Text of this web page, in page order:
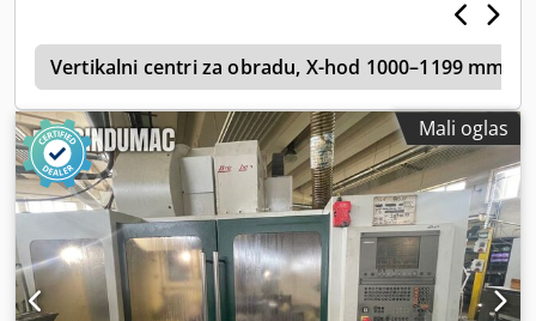
Vertikalni centri za obradu, X-hod 1000–1199 mm
Mali oglas